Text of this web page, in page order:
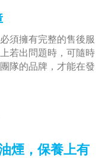
須擁有完整的售後服
若出問題時，可隨時
隊的品牌，才能在發
煙，保養上有